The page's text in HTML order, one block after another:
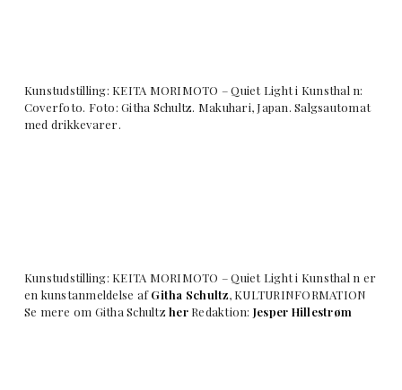
Kunstudstilling: KEITA MORIMOTO – Quiet Light i Kunsthal n:
Coverfoto. Foto: Githa Schultz. Makuhari, Japan. Salgsautomat
med drikkevarer.
Kunstudstilling: KEITA MORIMOTO – Quiet Light i Kunsthal n er
en kunstanmeldelse afGitha Schultz, KULTURINFORMATION
Se mere om Githa Schultzher Redaktion: Jesper Hillestrøm